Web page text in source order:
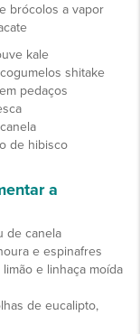
brócolos a vapor
kale
shitake
pedaços
de hibisco
a
de canela
e espinafres
e linhaça moída
de eucalipto,